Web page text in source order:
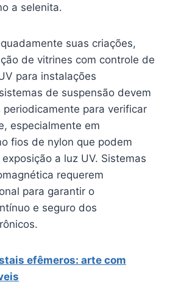
a selenita.
suas criações,
de vitrines com controle de
para instalações
de suspensão devem
periodicamente para verificar
especialmente em
fios de nylon que podem
a luz UV. Sistemas
requerem
para garantir o
e seguro dos
efêmeros: arte com